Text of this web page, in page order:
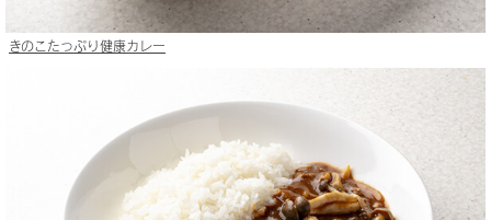
きのこたっぷり健康カレー